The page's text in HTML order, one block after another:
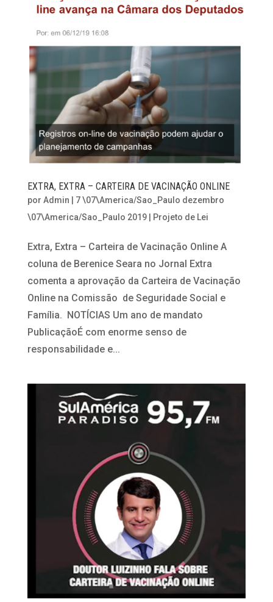
EXTRA, EXTRA – CARTEIRA DE VACINAÇÃO ONLINE
por Admin
7 \07\America/Sao_Paulo dezembro
\07\America/Sao_Paulo 2019| Projeto de Lei
Extra, Extra – Carteira de Vacinação Online A
coluna de Berenice Seara no Jornal Extra
comenta a aprovação da Carteira de Vacinação
Online na Comissão de Seguridade Social e
Família. NOTÍCIAS Um ano de mandato
PublicaçãoÉ com enorme senso de
responsabilidade e...